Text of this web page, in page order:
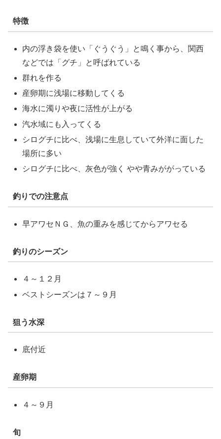
特徴
内の浮き袋を使い「ぐうぐう」と鳴く事から、関西
などでは「グチ」と呼ばれている
群れを作る
産卵期に浅場に移動してくる
海水に濁りや夜に活性が上がる
汽水域にも入ってくる
シログチに比べ、浅場に生息していて外洋に面した
場所に多い
シログチに比べ、灰色が強く やや青みががっている
釣りでの注意点
早アワセＮＧ、魚の重みを感じてからアワセる
釣りのシーズン
４～１２月
ベストシーズンは７～９月
狙う水深
底付近
産卵期
４～９月
旬